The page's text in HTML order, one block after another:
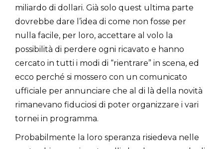
miliardo di dollari. Già solo quest ultima parte
dovrebbe dare l’idea di come non fosse per
nulla facile, per loro, accettare al volo la
possibilità di perdere ogni ricavato e hanno
cercato in tutti i modi di “rientrare” in scena, ed
ecco perché si mossero con un comunicato
ufficiale per annunciare che al di là della novità
rimanevano fiduciosi di poter organizzare i vari
tornei in programma.
Probabilmente la loro speranza risiedeva nelle